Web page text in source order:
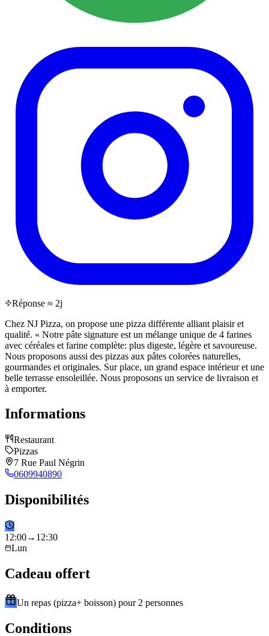
Réponse ≈ 2j
Chez NJ Pizza, on propose une pizza différente alliant plaisir et
qualité. « Notre pâte signature est un mélange unique de 4 farines
avec céréales et farine complète: plus digeste, légère et savoureuse.
Nous proposons aussi des pizzas aux pâtes colorées naturelles,
gourmandes et originales. Sur place, un grand espace intérieur et une
belle terrasse ensoleillée. Nous proposons un service de livraison et
à emporter.
Informations
Restaurant
Pizzas
7 Rue Paul Négrin
0609940890
Disponibilités
12:00→ 12:30
Lun
Cadeau offert
Un repas (pizza+ boisson) pour 2 personnes
Conditions